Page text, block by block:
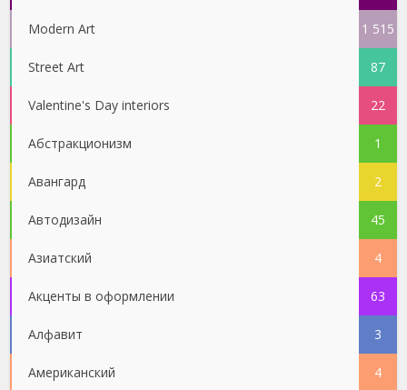
Modern Art 1 515
Street Art 87
Valentine's Day interiors 22
Абстракционизм 1
Авангард 2
Автодизайн 45
Азиатский 4
Акценты в оформлении 63
Алфавит 3
Американский 4